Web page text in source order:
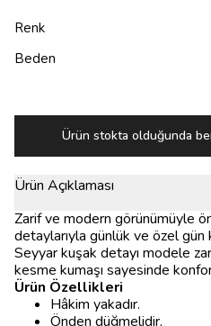
Renk
Beden
Ürün stokta olduğunda
Ürün Açıklaması
Zarif ve modern görünümüyle
detaylarıyla günlük ve özel
Seyyar kuşak detayı modele
kesme kumaşı sayesinde
Ürün Özellikleri
Hâkim yakadır.
Önden düğmelidir.